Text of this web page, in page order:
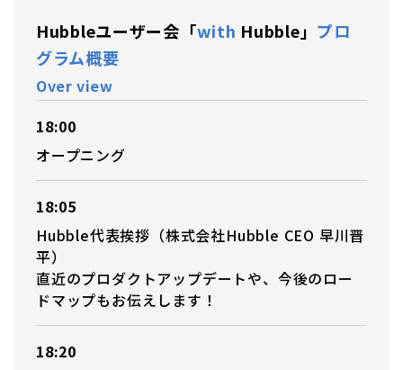
Hubbleユーザー会「with Hubble」 プロ
グラム概要
Over view
18:00
オープニング
18:05
Hubble代表挨拶（株式会社Hubble CEO 早川晋
平）
直近のプロダクトアップデートや、今後のロー
ドマップもお伝えします！
18:20